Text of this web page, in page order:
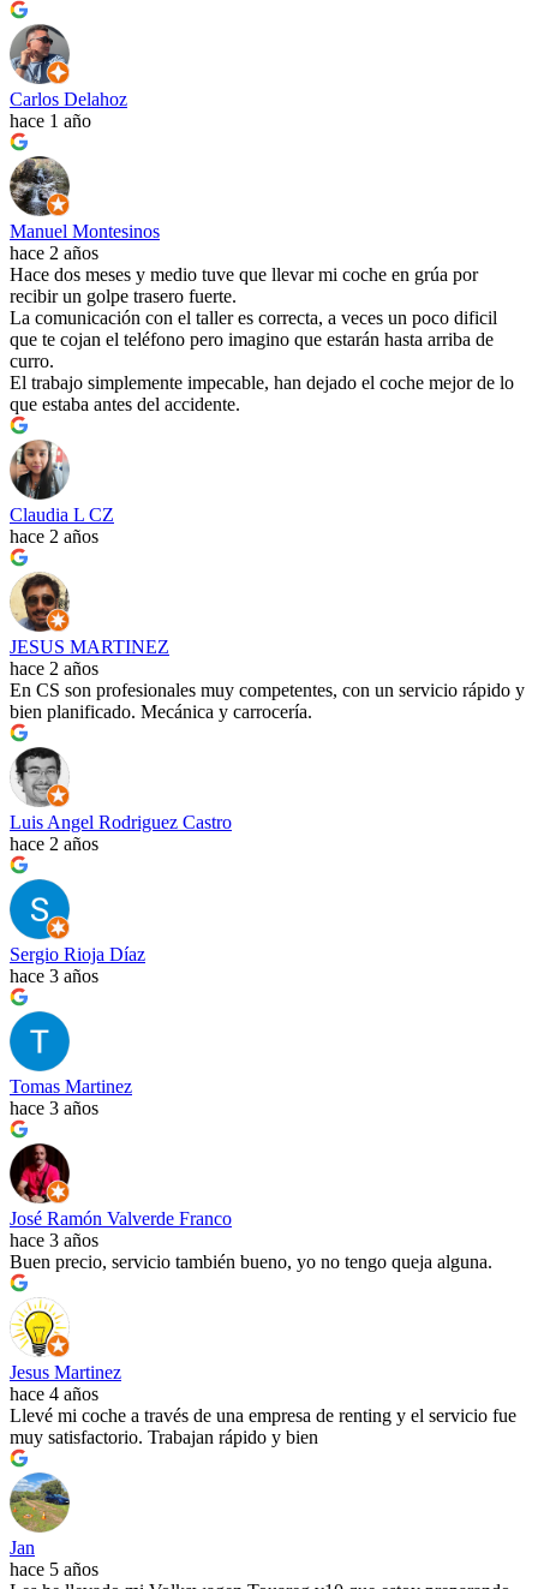
Carlos Delahoz
hace 1 año
Manuel Montesinos
hace 2 años
Hace dos meses y medio tuve que llevar mi coche en grúa por
recibir un golpe trasero fuerte.
La comunicación con el taller es correcta, a veces un poco dificil
que te cojan el teléfono pero imagino que estarán hasta arriba de
curro.
El trabajo simplemente impecable, han dejado el coche mejor de lo
que estaba antes del accidente.
Claudia L CZ
hace 2 años
JESUS MARTINEZ
hace 2 años
En CS son profesionales muy competentes, con un servicio rápido y
bien planificado. Mecánica y carrocería.
Luis Angel Rodriguez Castro
hace 2 años
Sergio Rioja Díaz
hace 3 años
Tomas Martinez
hace 3 años
José Ramón Valverde Franco
hace 3 años
Buen precio, servicio también bueno, yo no tengo queja alguna.
Jesus Martinez
hace 4 años
Llevé mi coche a través de una empresa de renting y el servicio fue
muy satisfactorio. Trabajan rápido y bien
Jan
hace 5 años